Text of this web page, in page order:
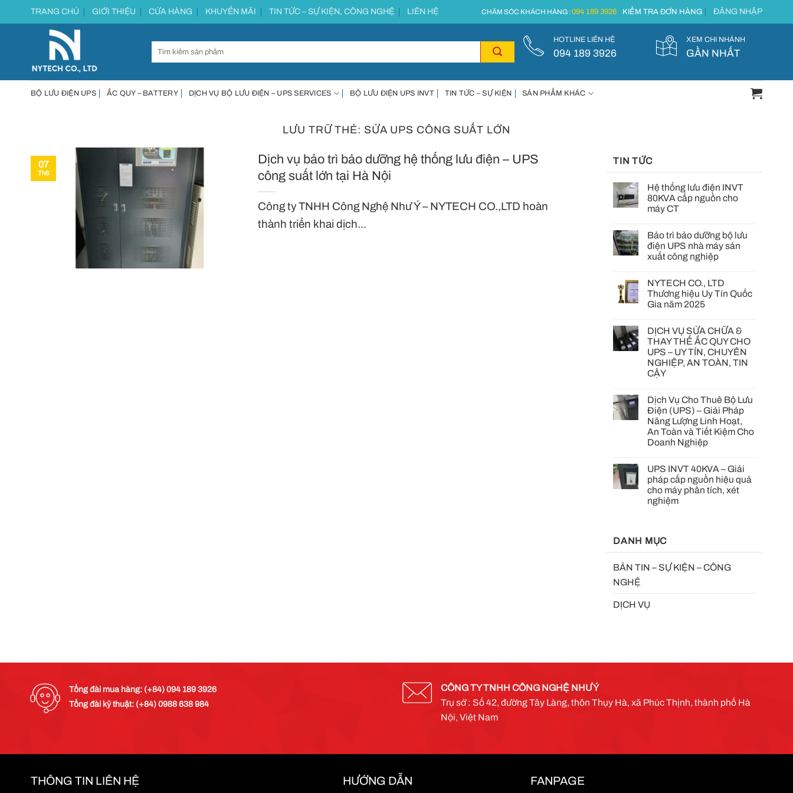
Chuyển
đến
TRANG CHỦ GIỚI THIỆU CỬA HÀNG KHUYẾN MÃI TIN TỨC – SỰ KIỆN, CÔNG NGHỆ LIÊN HỆ CHĂM SÓC KHÁCH HÀNG :094 189 3926 KIỂM TRA ĐƠN HÀNG ĐĂNG NHẬP
HOTLINE LIÊN HỆ
094 189 3926
XEM CHI NHÁNH
GẦN NHẤT
BỘ LƯU ĐIỆN UPS ẮC QUY – BATTERY DỊCH VỤ BỘ LƯU ĐIỆN – UPS SERVICES BỘ LƯU ĐIỆN UPS INVT TIN TỨC – SỰ KIỆN SẢN PHẨM KHÁC
LƯU TRỮ THẺ: SỬA UPS CÔNG SUẤT LỚN
Dịch vụ bảo trì bảo dưỡng hệ thống lưu điện – UPS
công suất lớn tại Hà Nội
Công ty TNHH Công Nghệ Như Ý – NYTECH CO.,LTD hoàn
thành triển khai dịch...
07
Th6
TIN TỨC
Hệ thống lưu điện INVT
80KVA cấp nguồn cho
máy CT
Bảo trì bảo dưỡng bộ lưu
điện UPS nhà máy sản
xuất công nghiệp
NYTECH CO., LTD
Thương hiệu Uy Tín Quốc
Gia năm 2025
DỊCH VỤ SỬA CHỮA &
THAY THẾ ẮC QUY CHO
UPS – UY TÍN, CHUYÊN
NGHIỆP, AN TOÀN, TIN
CẬY
Dịch Vụ Cho Thuê Bộ Lưu
Điện (UPS) – Giải Pháp
Năng Lượng Linh Hoạt,
An Toàn và Tiết Kiệm Cho
Doanh Nghiệp
UPS INVT 40KVA – Giải
pháp cấp nguồn hiệu quả
cho máy phân tích, xét
nghiệm
DANH MỤC
BẢN TIN – SỰ KIỆN – CÔNG
NGHỆ
DỊCH VỤ
Tổng đài mua hàng: (+84) 094 189 3926
Tổng đài kỹ thuật: (+84) 0988 638 984
CÔNG TY TNHH CÔNG NGHỆ NHƯ Ý
Trụ sở : Số 42, đường Tây Làng, thôn Thụy Hà, xã Phúc Thịnh, thành phố Hà
Nội, Việt Nam
THÔNG TIN LIÊN HỆ HƯỚNG DẪN FANPAGE